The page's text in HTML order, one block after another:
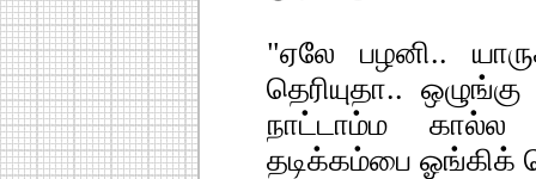
"ஏலே பழனி..
தெரியுதா..
நாட்டாம்ம கால்ல
தடிக்கம்பை ஓங்கிக்